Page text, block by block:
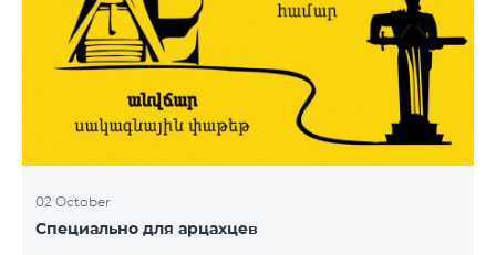
02 October
Специально для арцахцев